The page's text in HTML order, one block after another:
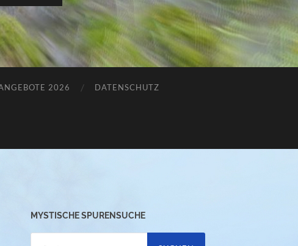
2026 DATENSCHUTZ
MYSTISCHE SPURENSUCHE